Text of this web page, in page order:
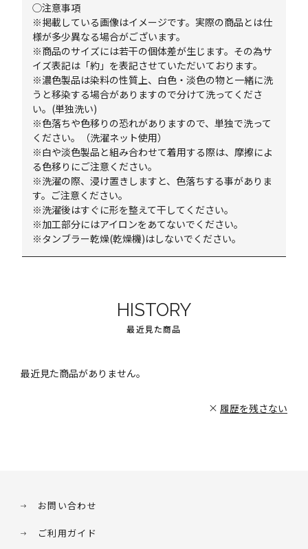
◯注意事項
※掲載している画像はイメージです。実際の商品とは仕
様が多少異なる場合がございます。
※商品のサイズには若干の個体差が生じます。その為サ
イズ表記は「約」を表記させていただいております。
※濃色製品は染料の性質上、白色・淡色の物と一緒に洗
うと移染する場合がありますので分けて洗ってくださ
い。(単独洗い)
※色落ちや色移りの恐れがありますので、単独で洗って
ください。（洗濯ネット使用）
※白や淡色製品と組み合わせて着用する際は、摩擦によ
る色移りにご注意ください。
※洗濯の際、浸け置きしますと、色落ちする事がありま
す。ご注意ください。
※洗濯後はすぐに形を整えて干してください。
※加工部分にはアイロンをあてないでください。
※タンブラー乾燥(乾燥機)はしないでください。
HISTORY
最近見た商品
最近見た商品がありません。
履歴を残さない
お問い合わせ
ご利用ガイド